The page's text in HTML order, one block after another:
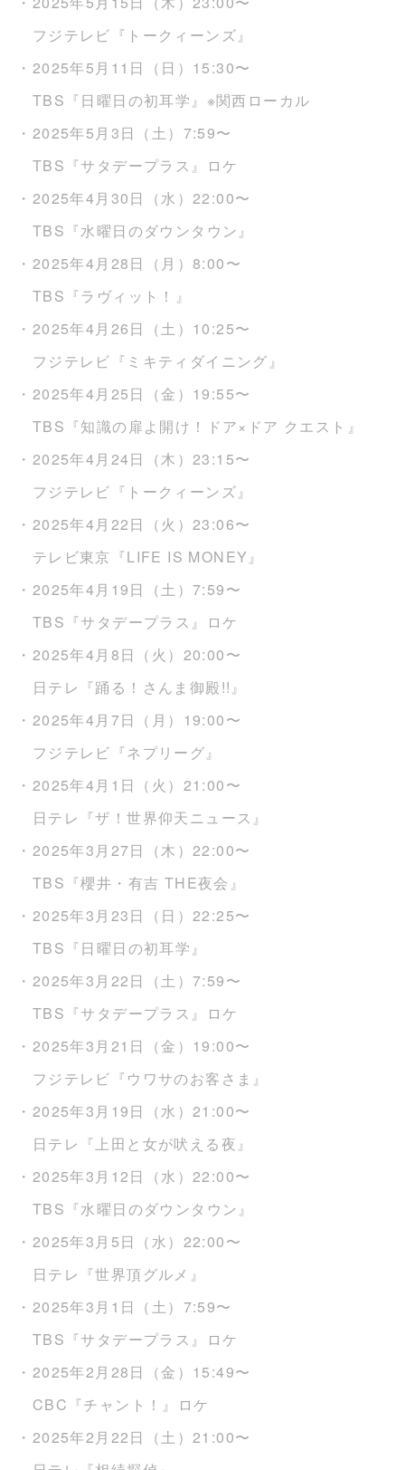
フジテレビ『トークィーンズ』
・2025年5月11日（日）15:30〜
TBS『日曜日の初耳学』※関西ローカル
・2025年5月3日（土）7:59〜
TBS『サタデープラス』ロケ
・2025年4月30日（水）22:00〜
TBS『水曜日のダウンタウン』
・2025年4月28日（月）8:00〜
TBS『ラヴィット！』
・2025年4月26日（土）10:25〜
フジテレビ『ミキティダイニング』
・2025年4月25日（金）19:55〜
TBS『知識の扉よ開け！ドア×ドア クエスト』
・2025年4月24日（木）23:15〜
フジテレビ『トークィーンズ』
・2025年4月22日（火）23:06〜
テレビ東京『LIFE IS MONEY』
・2025年4月19日（土）7:59〜
TBS『サタデープラス』ロケ
・2025年4月8日（火）20:00〜
日テレ『踊る！さんま御殿!!』
・2025年4月7日（月）19:00〜
フジテレビ『ネプリーグ』
・2025年4月1日（火）21:00〜
日テレ『ザ！世界仰天ニュース』
・2025年3月27日（木）22:00〜
TBS『櫻井・有吉 THE夜会』
・2025年3月23日（日）22:25〜
TBS『日曜日の初耳学』
・2025年3月22日（土）7:59〜
TBS『サタデープラス』ロケ
・2025年3月21日（金）19:00〜
フジテレビ『ウワサのお客さま』
・2025年3月19日（水）21:00〜
日テレ『上田と女が吠える夜』
・2025年3月12日（水）22:00〜
TBS『水曜日のダウンタウン』
・2025年3月5日（水）22:00〜
日テレ『世界頂グルメ』
・2025年3月1日（土）7:59〜
TBS『サタデープラス』ロケ
・2025年2月28日（金）15:49〜
CBC『チャント！』ロケ
・2025年2月22日（土）21:00〜